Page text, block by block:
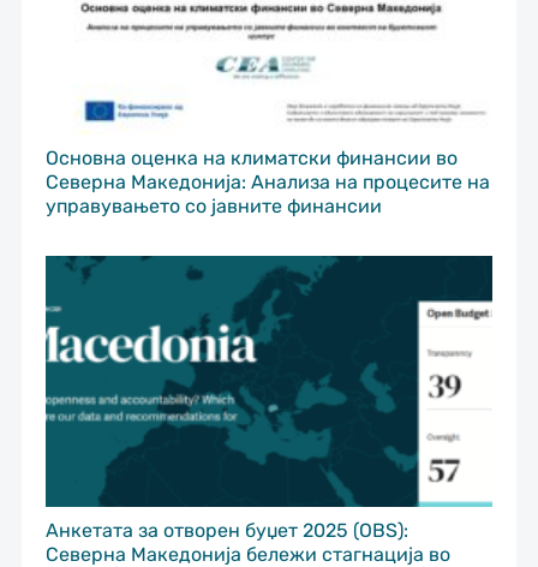
Основна оценка на климатски финансии во
Северна Македонија: Анализа на процесите на
управувањето со јавните финансии
Анкетата за отворен буџет 2025 (OBS):
Северна Македонија бележи стагнација во